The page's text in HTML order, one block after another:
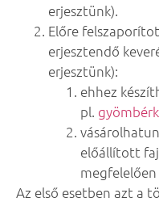
erjesztünk).
Előre
erjesztendő
erjesztünk):
ehhez
pl.
előállított
Az első esetben azt a